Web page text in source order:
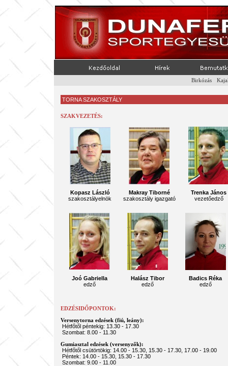
Birkózás
TORNA SZAKOSZTÁLY
SZAKVEZETÉS:
Kopasz László
szakosztályelnök
Makray Tiborné
szakosztály igazgató
Trenka János
vezetőedző
Joó Gabriella
edző
Halász Tibor
edző
Badics Réka
edző
EDZÉSIDŐPONTOK:
Versenytorna edzések (fiú, leány):
Hétfőtől péntekig: 13.30 - 17.30
Szombat: 8.00 - 11.30
Gumiasztal edzések (versenyzők):
Hétfőtől csütörtökig: 14.00 - 15.30, 15.30 - 17.30, 17.00 - 19.00
Péntek: 14.00 - 15.30, 15.30 - 17.30
Szombat: 9.00 - 11.00